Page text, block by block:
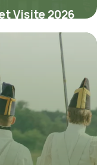
Visite 2026